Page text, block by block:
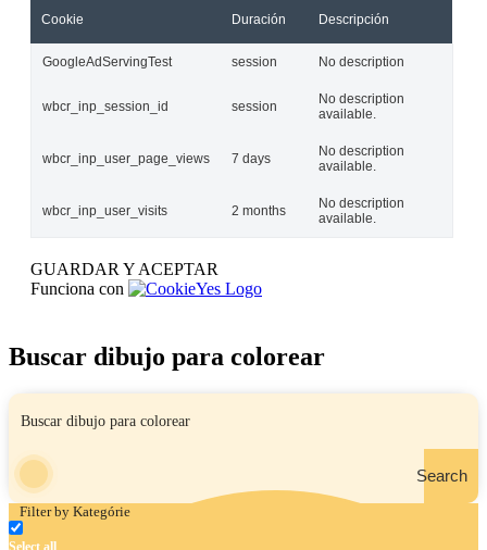
Cookie Duración Descripción
GoogleAdServingTest session No description
wbcr_inp_session_id session
No description
available.
wbcr_inp_user_page_views 7 days
No description
available.
wbcr_inp_user_visits 2 months
No description
available.
GUARDAR Y ACEPTAR
Funciona con
Buscar dibujo para colorear
Search
Filter by Kategórie
Select all